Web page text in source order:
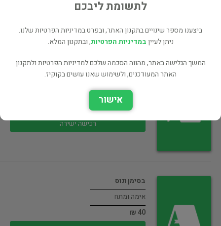
הצופן האלכסנדרוני
אימה ומתח
רכישה ישירה
בסימן ונוס
אימה ומתח
40 ₪
לתשומת ליבכם
ביצענו מספר שינויים בתקנון האתר, ובפרט במדיניות הפרטיות שלנו.
ניתן לעייןבמדיניות הפרטיות, ובתקנון המלא.
המשך הגלישה באתר, מהווה הסכמה שלכם למדיניות הפרטיות ולתקנון
האתר המעודכנים, ולשימוש שאנו עושים בקוקיז.
אישור